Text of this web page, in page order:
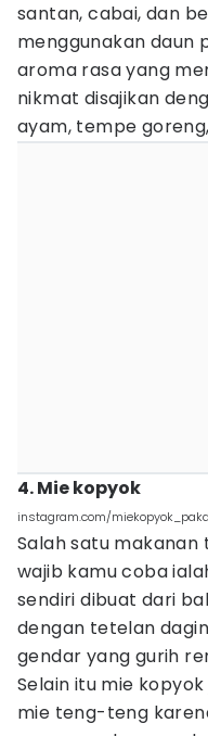
santan, cabai, dan
menggunakan daun
aroma rasa yang
nikmat disajikan
ayam, tempe
4. Mie kopyok
instagram.com/
Salah satu
wajib kamu coba
sendiri dibuat dari
dengan tetelan
gendar yang gurih
Selain itu mie
mie teng-teng